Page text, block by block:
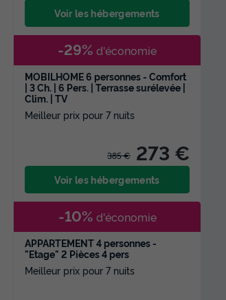
Voir les hébergements
MOBILHOME 6 personnes - Comfort
| 3 Ch. | 6 Pers. | Terrasse surélevée |
Clim. | TV
Meilleur prix pour 7 nuits
385 € 273 €
-29% d'économie
Voir les hébergements
APPARTEMENT 4 personnes -
"Etage" 2 Pièces 4 pers
Meilleur prix pour 7 nuits
-10% d'économie